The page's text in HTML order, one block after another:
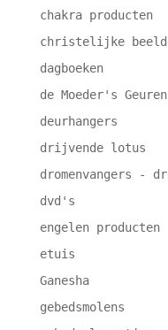
chakra producten
christelijke
dagboeken
de Moeder's
deurhangers
drijvende lotus
dromenvangers -
dvd's
engelen producten
etuis
Ganesha
gebedsmolens